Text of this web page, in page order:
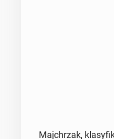
Maj­chrzak,